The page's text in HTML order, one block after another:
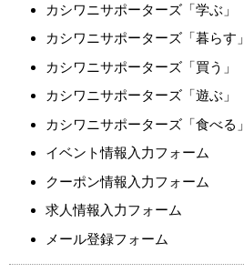
カシワニサポーターズ「学ぶ」
カシワニサポーターズ「暮らす」
カシワニサポーターズ「買う」
カシワニサポーターズ「遊ぶ」
カシワニサポーターズ「食べる」
イベント情報入力フォーム
クーポン情報入力フォーム
求人情報入力フォーム
メール登録フォーム